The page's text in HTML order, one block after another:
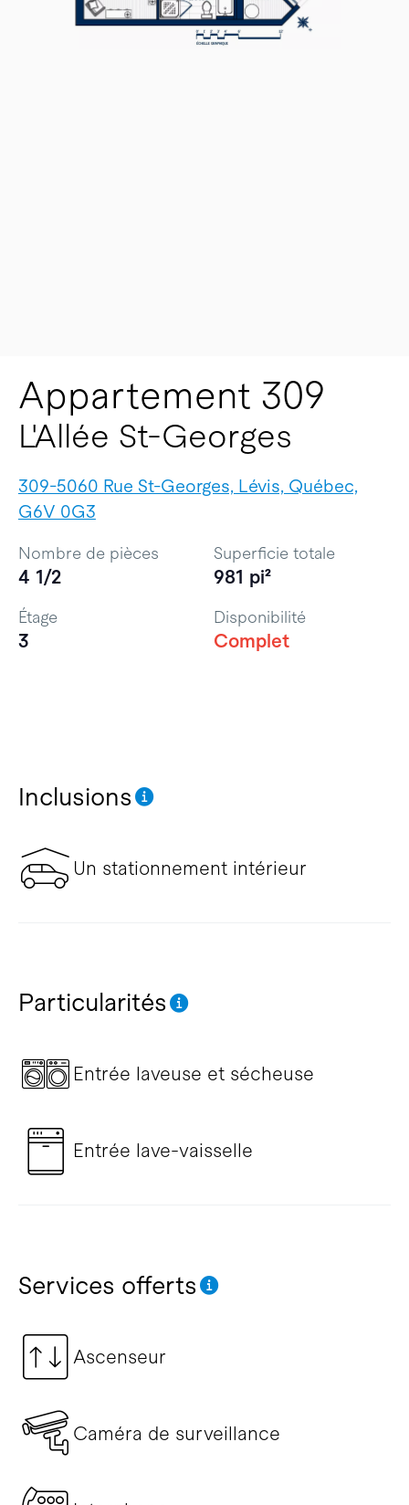
Appartement 309
L'Allée St-Georges
309-5060 Rue St-Georges, Lévis, Québec,
G6V 0G3
Inclusions
Un stationnement intérieur
Particularités
Entrée laveuse et sécheuse
Entrée lave-vaisselle
Services offerts
Ascenseur
Caméra de surveillance
Nombre de pièces
4 1/2
Superficie totale
981 pi²
Étage
3
Disponibilité
Complet